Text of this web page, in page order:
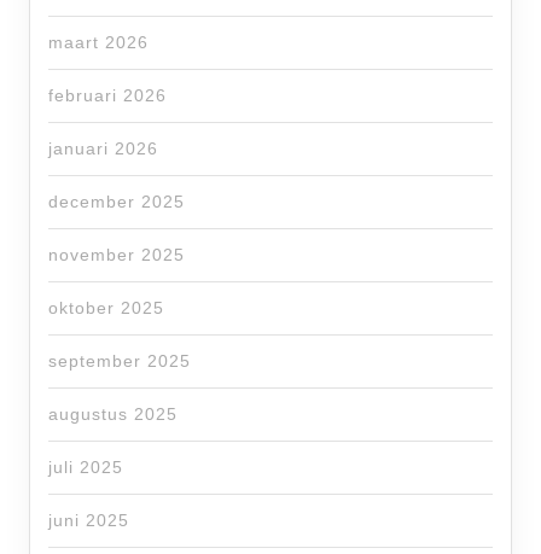
maart 2026
februari 2026
januari 2026
december 2025
november 2025
oktober 2025
september 2025
augustus 2025
juli 2025
juni 2025